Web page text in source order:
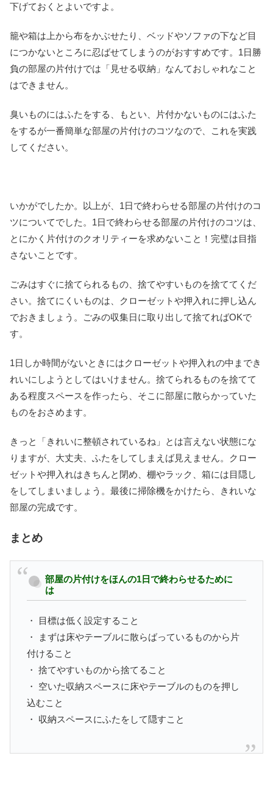
下げておくとよいですよ。
籠や箱は上から布をかぶせたり、ベッドやソファの下など目
につかないところに忍ばせてしまうのがおすすめです。1日勝
負の部屋の片付けでは「見せる収納」なんておしゃれなこと
はできません。
臭いものにはふたをする、もとい、片付かないものにはふた
をするが一番簡単な部屋の片付けのコツなので、これを実践
してください。
いかがでしたか。以上が、1日で終わらせる部屋の片付けのコ
ツについてでした。1日で終わらせる部屋の片付けのコツは、
とにかく片付けのクオリティーを求めないこと！完璧は目指
さないことです。
ごみはすぐに捨てられるもの、捨てやすいものを捨ててくだ
さい。捨てにくいものは、クローゼットや押入れに押し込ん
でおきましょう。ごみの収集日に取り出して捨てればOKで
す。
1日しか時間がないときにはクローゼットや押入れの中までき
れいにしようとしてはいけません。捨てられるものを捨てて
ある程度スペースを作ったら、そこに部屋に散らかっていた
ものをおさめます。
きっと「きれいに整頓されているね」とは言えない状態にな
りますが、大丈夫、ふたをしてしまえば見えません。クロー
ゼットや押入れはきちんと閉め、棚やラック、箱には目隠し
をしてしまいましょう。最後に掃除機をかけたら、きれいな
部屋の完成です。
まとめ
部屋の片付けをほんの1日で終わらせるために
は
・ 目標は低く設定すること
・ まずは床やテーブルに散らばっているものから片
付けること
・ 捨てやすいものから捨てること
・ 空いた収納スペースに床やテーブルのものを押し
込むこと
・ 収納スペースにふたをして隠すこと